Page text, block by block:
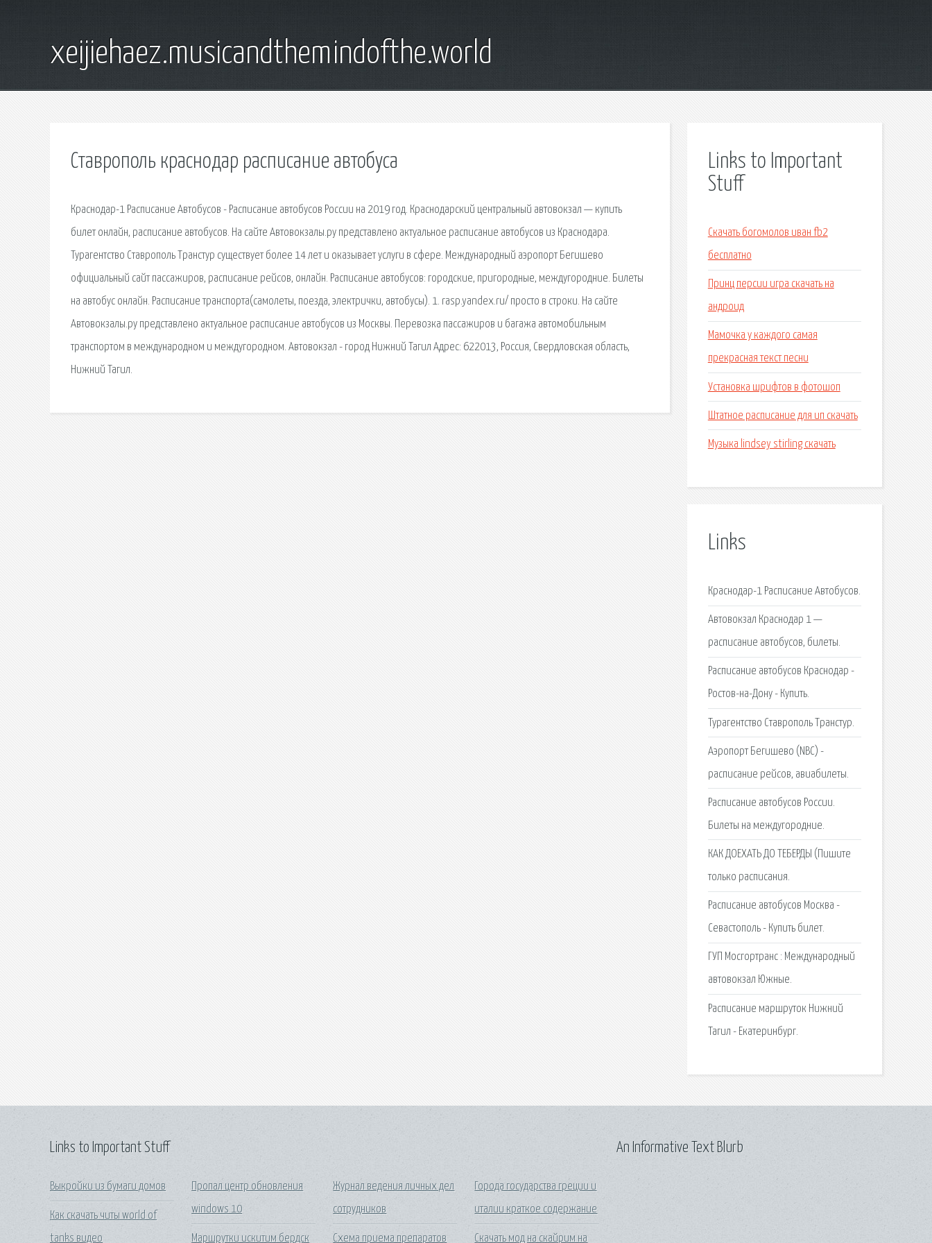
xeijiehaez.musicandthemindofthe.world
Ставрополь краснодар расписание автобуса
Краснодар-1 Расписание Автобусов - Расписание автобусов России на 2019 год. Краснодарский центральный автовокзал — купить
билет онлайн, расписание автобусов. На сайте Автовокзалы.ру представлено актуальное расписание автобусов из Краснодара.
Турагентство Ставрополь Транстур существует более 14 лет и оказывает услуги в сфере. Международный аэропорт Бегишево
официальный сайт пассажиров, расписание рейсов, онлайн. Расписание автобусов: городские, пригородные, междугородние. Билеты
на автобус онлайн. Расписание транспорта(самолеты, поезда, электрички, автобусы). 1. rasp.yandex.ru/ просто в строки. На сайте
Автовокзалы.ру представлено актуальное расписание автобусов из Москвы. Перевозка пассажиров и багажа автомобильным
транспортом в международном и междугородном. Автовокзал - город Нижний Тагил Адрес: 622013, Россия, Свердловская область,
Нижний Тагил.
Links to Important
Stuff
Скачать богомолов иван fb2
бесплатно
Принц персии игра скачать на
андроид
Мамочка у каждого самая
прекрасная текст песни
Установка шрифтов в фотошоп
Штатное расписание для ип скачать
Музыка lindsey stirling скачать
Links
Краснодар-1 Расписание Автобусов.
Автовокзал Краснодар 1 —
расписание автобусов, билеты.
Расписание автобусов Краснодар -
Ростов-на-Дону - Купить.
Турагентство Ставрополь Транстур.
Аэропорт Бегишево (NBC) -
расписание рейсов, авиабилеты.
Расписание автобусов России.
Билеты на междугородние.
КАК ДОЕХАТЬ ДО ТЕБЕРДЫ (Пишите
только расписания.
Расписание автобусов Москва -
Севастополь - Купить билет.
ГУП Мосгортранс : Международный
автовокзал Южные.
Расписание маршруток Нижний
Тагил - Екатеринбург.
Links to Important Stuff
Выкройки из бумаги домов
Как скачать читы world of
tanks видео
Пропал центр обновления
windows 10
Маршрутки искитим бердск
Журнал ведения личных дел
сотрудников
Схема приема препаратов
Города государства греции и
италии краткое содержание
Скачать мод на скайрим на
An Informative Text Blurb